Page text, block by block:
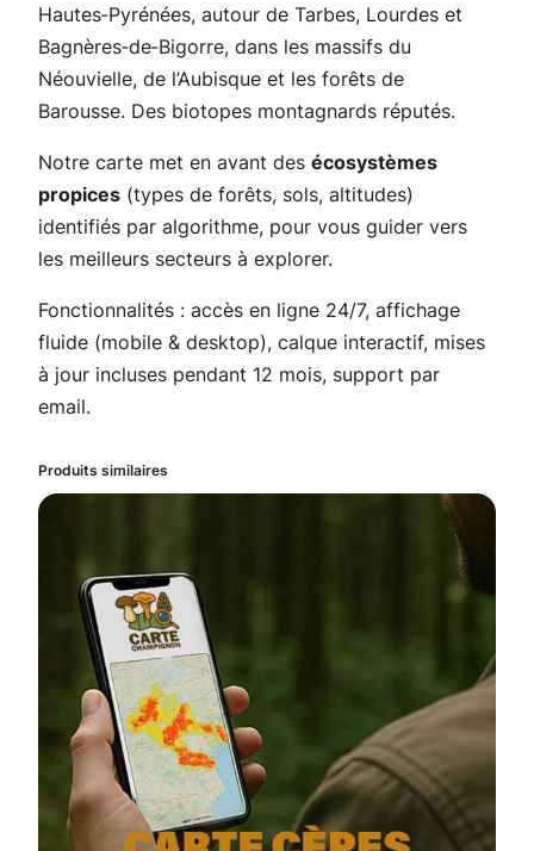
C
a
r
t
è
s
p
o
u
l
e
P
y
Hautes‑Pyrénées, autour de Tarbes, Lourdes et
Bagnères‑de‑Bigorre, dans les massifs du
Néouvielle, de l’Aubisque et les forêts de
Barousse. Des biotopes montagnards réputés.
Notre carte met en avant des écosystèmes
propices (types de forêts, sols, altitudes)
identifiés par algorithme, pour vous guider vers
les meilleurs secteurs à explorer.
Fonctionnalités : accès en ligne 24/7, affichage
fluide (mobile & desktop), calque interactif, mises
à jour incluses pendant 12 mois, support par
email.
Produits similaires